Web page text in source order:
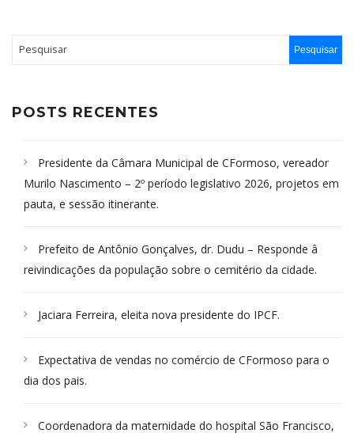
POSTS RECENTES
Presidente da Câmara Municipal de CFormoso, vereador
Murilo Nascimento – 2º período legislativo 2026, projetos em
pauta, e sessão itinerante.
Prefeito de Antônio Gonçalves, dr. Dudu – Responde â
reivindicações da população sobre o cemitério da cidade.
Jaciara Ferreira, eleita nova presidente do IPCF.
Expectativa de vendas no comércio de CFormoso para o
dia dos pais.
Coordenadora da maternidade do hospital São Francisco,